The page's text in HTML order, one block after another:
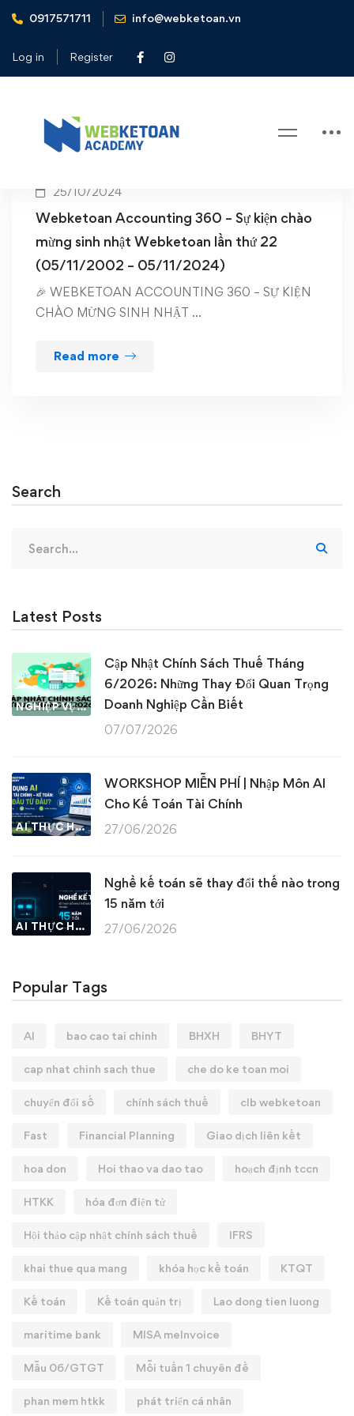
0917571711 info@webketoan.vn
Log in Register
Home Kế toán 4.0
Tag: Kế toán 4.0
25/10/2024
Webketoan Accounting 360 – Sự kiện chào
mừng sinh nhật Webketoan lần thứ 22
(05/11/2002 – 05/11/2024)
🎉 WEBKETOAN ACCOUNTING 360 – SỰ KIỆN
CHÀO MỪNG SINH NHẬT …
Read more
Search
for:
Latest Posts
NGHIỆP VỤ KẾ TOÁN & THUẾ
Cập Nhật Chính Sách Thuế Tháng
6/2026: Những Thay Đổi Quan Trọng
Doanh Nghiệp Cần Biết
07/07/2026
AI THỰC HÀNH
WORKSHOP MIỄN PHÍ | Nhập Môn AI
Cho Kế Toán Tài Chính
27/06/2026
AI THỰC HÀNH
Nghề kế toán sẽ thay đổi thế nào trong
15 năm tới
27/06/2026
Popular Tags
AI bao cao tai chinh BHXH BHYT
cap nhat chinh sach thue che do ke toan moi
chuyển đổi số chính sách thuế clb webketoan
Fast Financial Planning Giao dịch liên kết
hoa don Hoi thao va dao tao hoạch định tccn
HTKK hóa đơn điện tử
Hội thảo cập nhật chính sách thuế IFRS
khai thue qua mang khóa học kế toán KTQT
Kế toán Kế toán quản trị Lao dong tien luong
maritime bank MISA meInvoice
Mẫu 06/GTGT Mỗi tuần 1 chuyên đề
phan mem htkk phát triển cá nhân